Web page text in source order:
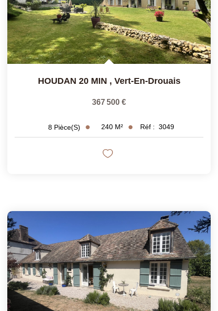
HOUDAN 20 MIN , Vert-En-Drouais
367 500 €
8 Pièce(s) 240 M² Réf : 3049